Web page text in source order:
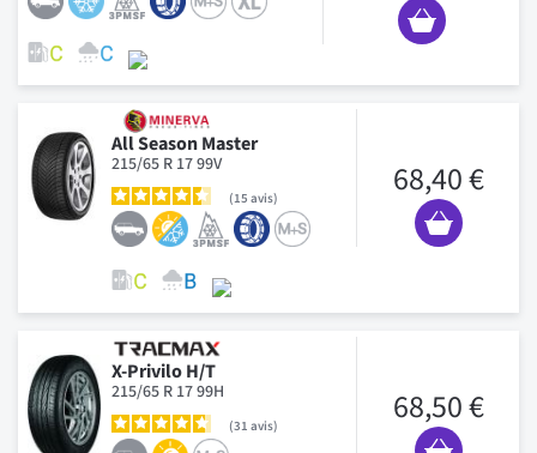
All Season Master
215/65 R 17 99V
15 avis 68,40 €
X-Privilo H/T
215/65 R 17 99H
31 avis 68,50 €